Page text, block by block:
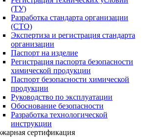
(ТУ)
Разработка стандарта организации
(СТО)
Экспертиза и регистрация стандарта
организации
Паспорт на изделие
Регистрация паспорта безопасности
химической продукции
Паспорт безопасности химической
продукции
Руководство по эксплуатации
Обоснование безопасности
Разработка технологической
инструкции
сертификация